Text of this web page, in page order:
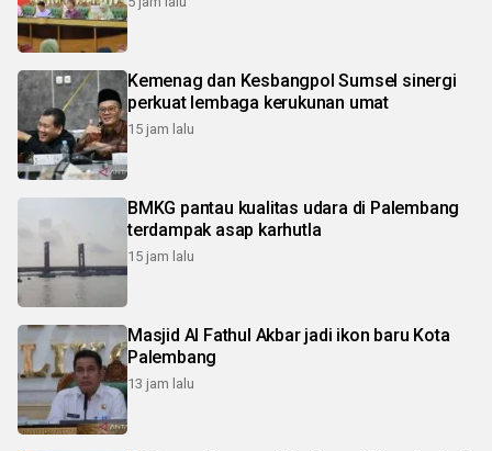
Kemenag dan Kesbangpol Sumsel sinergi
perkuat lembaga kerukunan umat
15 jam lalu
BMKG pantau kualitas udara di Palembang
terdampak asap karhutla
15 jam lalu
Masjid Al Fathul Akbar jadi ikon baru Kota
Palembang
13 jam lalu